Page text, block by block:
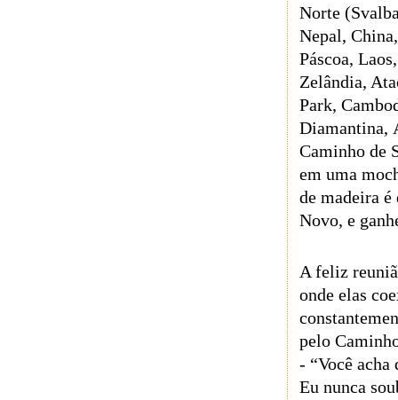
Norte
Nepal,
Páscoa,
Zelândia,
Park,
Diamantina,
Caminho de
em uma
de madeira é
Novo, e
A feliz
onde elas
pelo
- “Você acha
Eu nunca